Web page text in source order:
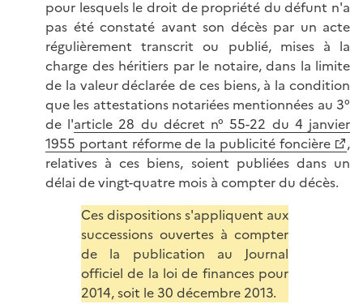
pour lesquels le droit de propriété du défunt n'a
pas été constaté avant son décès par un acte
régulièrement transcrit ou publié, mises à la
charge des héritiers par le notaire, dans la limite
de la valeur déclarée de ces biens, à la condition
que les attestations notariées mentionnées au 3°
de l'article 28 du décret n° 55-22 du 4 janvier
1955 portant réforme de la publicité foncière
,
relatives à ces biens, soient publiées dans un
délai de vingt-quatre mois à compter du décès.
Ces dispositions s'appliquent aux
successions ouvertes à compter
de la publication au Journal
officiel de la loi de finances pour
2014, soit le 30 décembre 2013.